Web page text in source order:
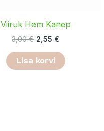
Viiruk Hem Kanep
3,00€ 2,55 €
Lisa korvi